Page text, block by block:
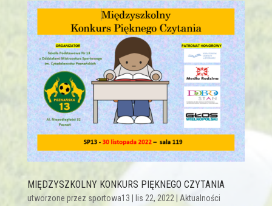
MIĘDZYSZKOLNY KONKURS PIĘKNEGO CZYTANIA
utworzone przez sportowa13 lis 22, 2022| Aktualności